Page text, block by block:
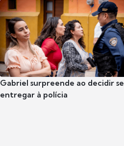
Gabriel surpreende ao decidir se
entregar à polícia